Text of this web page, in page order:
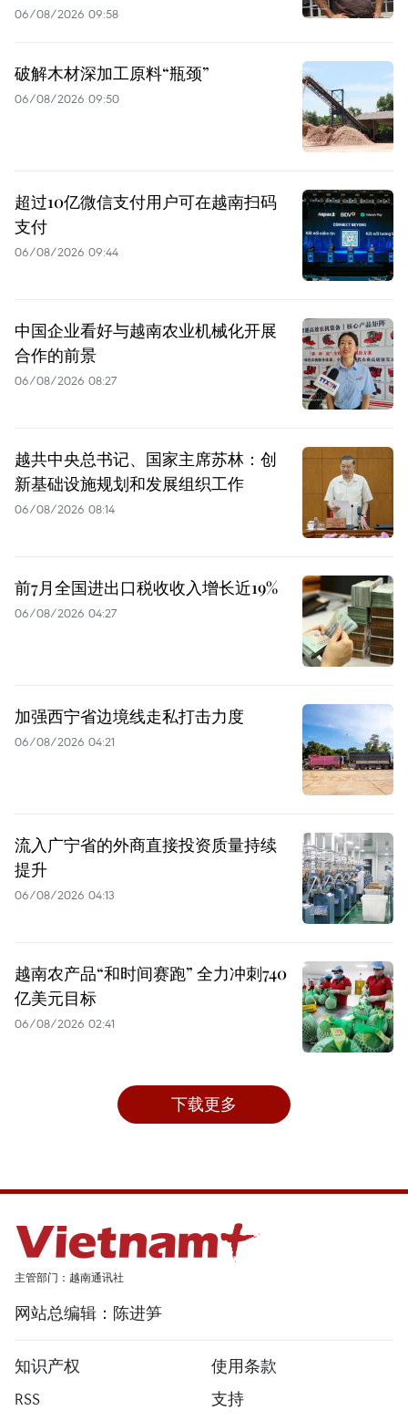
06/08/2026 09:58
破解木材深加工原料“瓶颈”
06/08/2026 09:50
超过10亿微信支付用户可在越南扫码
支付
06/08/2026 09:44
中国企业看好与越南农业机械化开展
合作的前景
06/08/2026 08:27
越共中央总书记、国家主席苏林：创
新基础设施规划和发展组织工作
06/08/2026 08:14
前7月全国进出口税收收入增长近19%
06/08/2026 04:27
加强西宁省边境线走私打击力度
06/08/2026 04:21
流入广宁省的外商直接投资质量持续
提升
06/08/2026 04:13
越南农产品“和时间赛跑” 全力冲刺740
亿美元目标
06/08/2026 02:41
下载更多
主管部门：越南通讯社
网站总编辑：陈进笋
知识产权
使用条款
RSS
支持